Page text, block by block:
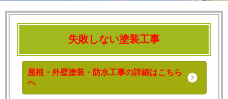
失敗しない塗装工事
屋根・外壁塗装・防水工事の詳細はこちら
へ